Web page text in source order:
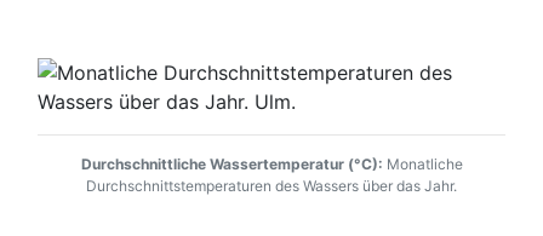
Durchschnittliche Wassertemperatur (°C): Monatliche
Durchschnittstemperaturen des Wassers über das Jahr.